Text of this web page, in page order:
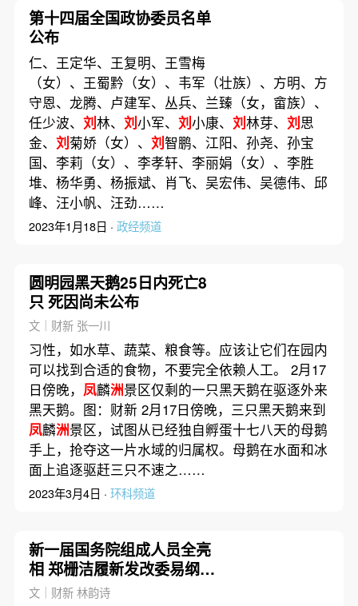
第十四届全国政协委员名单
公布
仁、王定华、王复明、王雪梅
（女）、王蜀黔（女）、韦军（壮族）、方明、方
守恩、龙腾、卢建军、丛兵、兰臻（女，畲族）、
任少波、 刘林、 刘小军、 刘小康、 刘林芽、 刘思
金、 刘菊娇（女）、 刘智鹏、江阳、孙尧、孙宝
国、李莉（女）、李孝轩、李丽娟（女）、李胜
堆、杨华勇、杨振斌、肖飞、吴宏伟、吴德伟、邱
峰、汪小帆、汪劲……
2023年1月18日 · 政经频道
圆明园黑天鹅25日内死亡8
只 死因尚未公布
文｜财新 张一川
习性，如水草、蔬菜、粮食等。应该让它们在园内
可以找到合适的食物，不要完全依赖人工。 2月17
日傍晚， 凤麟洲景区仅剩的一只黑天鹅在驱逐外来
黑天鹅。图：财新 2月17日傍晚，三只黑天鹅来到
凤麟洲景区，试图从已经独自孵蛋十七八天的母鹅
手上，抢夺这一片水域的归属权。母鹅在水面和冰
面上追逐驱赶三只不速之……
2023年3月4日 · 环科频道
新一届国务院组成人员全亮
相 郑栅洁履新发改委易纲刘
昆留任
文｜财新 林韵诗